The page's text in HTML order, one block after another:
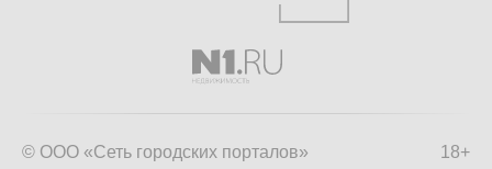
18+
© ООО «Сеть городских порталов»